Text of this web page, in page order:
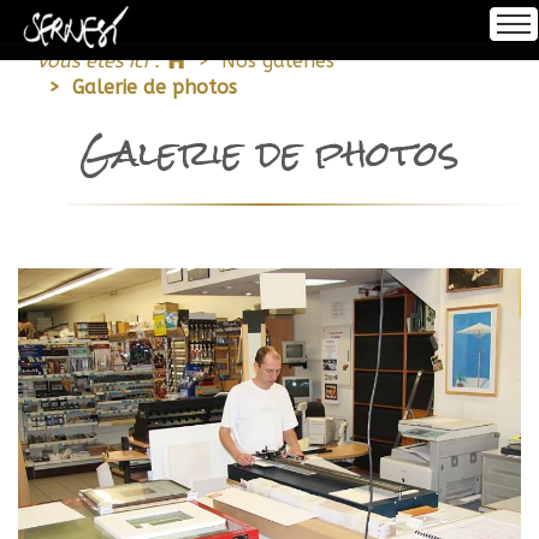
Accueil
À propos
Encadrement
Impression
Notre Offre
Se connecter
Vous êtes ici : AccueilNos galeries
Galerie de photos
Galerie de photos